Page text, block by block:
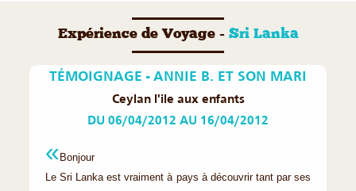
Expérience de Voyage - Sri Lanka
TÉMOIGNAGE - ANNIE B. ET SON MARI
Ceylan l'ile aux enfants
DU 06/04/2012 AU 16/04/2012
Bonjour
Le Sri Lanka est vraiment à pays à découvrir tant par ses